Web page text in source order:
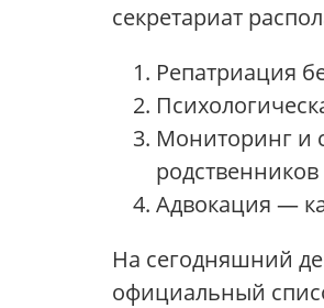
секретариат
Репатриация
Мониторинг и
родственников
Адвокация —
На сегодняшний
официальный